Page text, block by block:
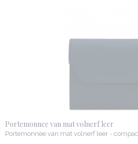
Portemonnee van mat volnerf leer
Portemonnee van mat volnerf leer -